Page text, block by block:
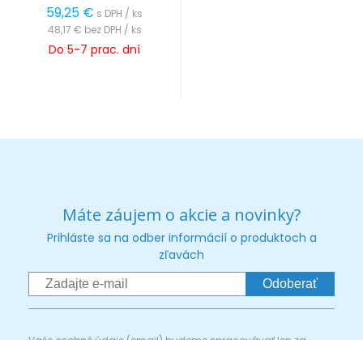
59,25 € s DPH / ks
48,17 € bez DPH / ks
Do 5-7 prac. dní
Máte záujem o akcie a novinky?
Prihláste sa na odber informácií o produktoch a
zľavách
Odoberať